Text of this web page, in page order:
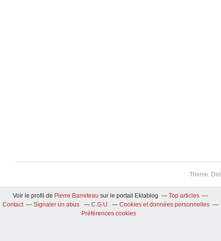
Theme:
Voir le profil de Pierre Barreteau sur le portail Eklablog
Top articles
Contact
Signaler un abus C.G.U.
Cookies et données personnelles
Préférences cookies